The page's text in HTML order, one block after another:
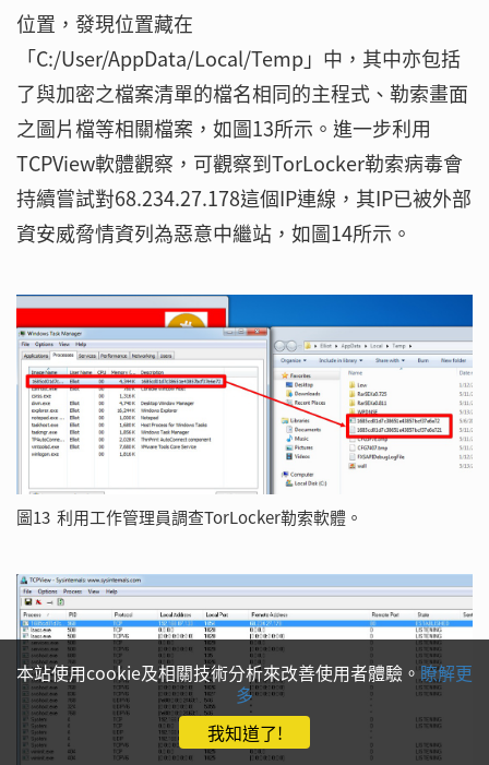
位置，發現位置藏在
「C:/User/AppData/Local/Temp」中，其中亦包括
了與加密之檔案清單的檔名相同的主程式、勒索畫面
之圖片檔等相關檔案，如圖13所示。進一步利用
TCPView軟體觀察，可觀察到TorLocker勒索病毒會
持續嘗試對68.234.27.178這個IP連線，其IP已被外部
資安威脅情資列為惡意中繼站，如圖14所示。
圖13 利用工作管理員調查TorLocker勒索軟體。
本站使用cookie及相關技術分析來改善使用者體驗。瞭解更
多
我知道了!